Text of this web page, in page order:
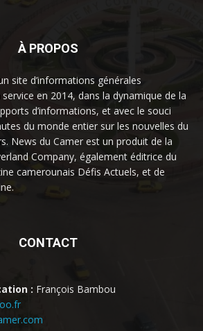
À PROPOS
site d’informations générales
en 2014, dans la dynamique de la
d’informations, et avec le souci
du monde entier sur les nouvelles du
News du Camer est un produit de la
Company, également éditrice du
camerounais Défis Actuels, et de
CONTACT
: François Bambou